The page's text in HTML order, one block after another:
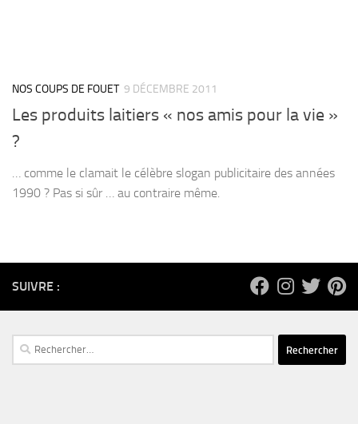
NOS COUPS DE FOUET 9 DÉCEMBRE 2011
Les produits laitiers « nos amis pour la vie »
?
… comme le clamait le célèbre slogan publicitaire des années
1990 ? Pas si sûr … au contraire même.
SUIVRE :
Rechercher :